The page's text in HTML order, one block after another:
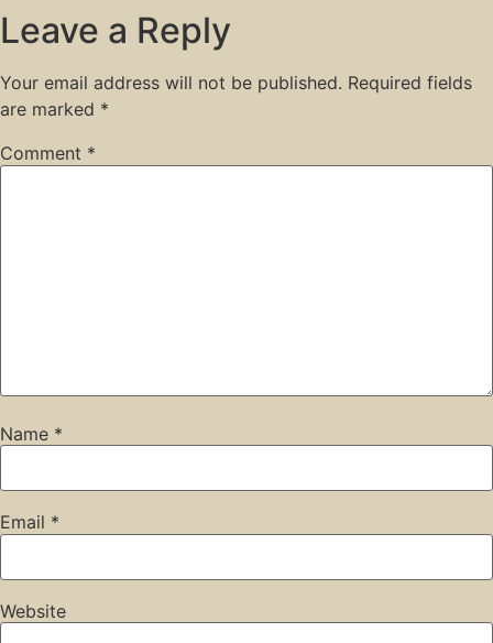
Leave a Reply
Your email address will not be published. Required fields
are marked *
Comment *
Name *
Email *
Website